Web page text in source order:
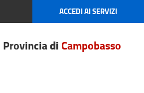
ACCEDI AI SERVIZI
ProvinciadiCampobasso